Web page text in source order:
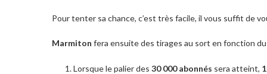
Pour tenter sa chance, c’est très facile, il vous suffit de
Marmiton fera ensuite des tirages au sort en fonction du
Lorsque le palier des 30 000 abonnés sera atteint,